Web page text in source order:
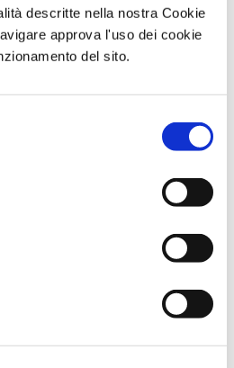
descritte nella nostra Cookie
approva l'uso dei cookie
del sito.